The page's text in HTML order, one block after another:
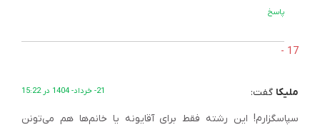
پاسخ
ملیکا گفت: 21- خرداد- 1404 در 15:22
سپاسگزارم! این رشته فقط برای آقایونه یا خانم‌ها هم می‌تونن